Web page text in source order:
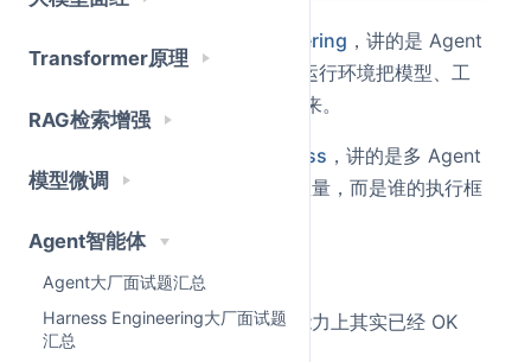
Transformer原理
RAG检索增强
模型微调
Agent智能体
Agent大厂面试题汇总
Harness Engineering大厂面试题
汇总
Harness Engineering ，讲的是 Agent
不能只靠 Prompt，要靠一整套运行环境把模型、工
具、上下文、状态、评估都管起来。
Multi-Agent Harness ，讲的是多 Agent
真正进生产，拼的不是 Agent 数量，而是谁的执行框
再往前推进一步，问题就来了。
现在 Agent 的基础执行环境，能力上其实已经 OK
了。